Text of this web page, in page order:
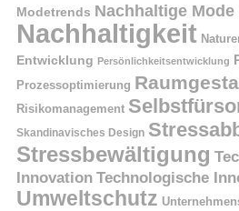
Modetrends Nachhaltige Mode
Nachhaltigkeit
Entwicklung Persönlichkeitsentwicklung
Prozessoptimierung
Risikomanagement
Skandinavisches Design
Stressbewältigung
Innovation Technologische
Umweltschutz